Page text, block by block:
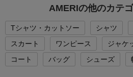
AMERIの他のカテ
Tシャツ・カットソー シャツ
スカート
ワンピース ジャケ
コート
バッグ シューズ